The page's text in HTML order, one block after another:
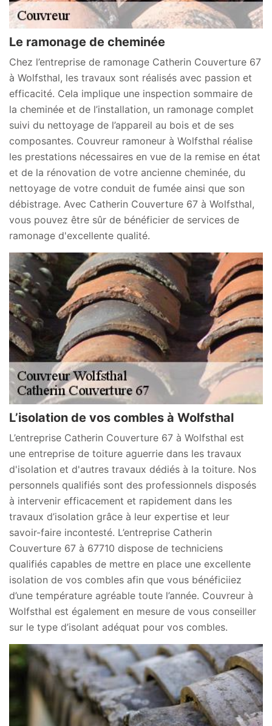
Le ramonage de cheminée
Chez l’entreprise de ramonage Catherin Couverture 67
à Wolfsthal, les travaux sont réalisés avec passion et
efficacité. Cela implique une inspection sommaire de
la cheminée et de l’installation, un ramonage complet
suivi du nettoyage de l’appareil au bois et de ses
composantes. Couvreur ramoneur à Wolfsthal réalise
les prestations nécessaires en vue de la remise en état
et de la rénovation de votre ancienne cheminée, du
nettoyage de votre conduit de fumée ainsi que son
débistrage. Avec Catherin Couverture 67 à Wolfsthal,
vous pouvez être sûr de bénéficier de services de
ramonage d'excellente qualité.
L’isolation de vos combles à Wolfsthal
L’entreprise Catherin Couverture 67 à Wolfsthal est
une entreprise de toiture aguerrie dans les travaux
d'isolation et d'autres travaux dédiés à la toiture. Nos
personnels qualifiés sont des professionnels disposés
à intervenir efficacement et rapidement dans les
travaux d’isolation grâce à leur expertise et leur
savoir-faire incontesté. L’entreprise Catherin
Couverture 67 à 67710 dispose de techniciens
qualifiés capables de mettre en place une excellente
isolation de vos combles afin que vous bénéficiiez
d’une température agréable toute l’année. Couvreur à
Wolfsthal est également en mesure de vous conseiller
sur le type d’isolant adéquat pour vos combles.